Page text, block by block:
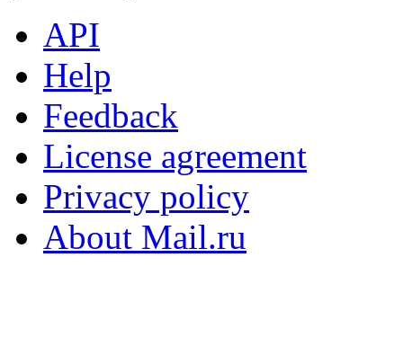
API
Help
Feedback
License agreement
Privacy policy
About Mail.ru